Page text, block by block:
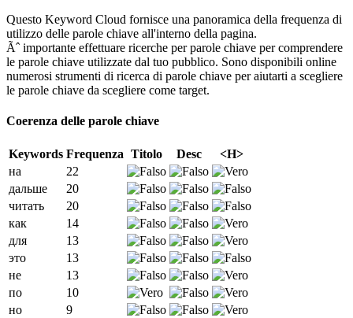
Questo Keyword Cloud fornisce una panoramica della frequenza di
utilizzo delle parole chiave all'interno della pagina.
Ãˆ importante effettuare ricerche per parole chiave per comprendere
le parole chiave utilizzate dal tuo pubblico. Sono disponibili online
numerosi strumenti di ricerca di parole chiave per aiutarti a scegliere
le parole chiave da scegliere come target.
Coerenza delle parole chiave
Keywords Frequenza Titolo Desc
<H>
на
22
дальше
20
читать
20
как
14
для
13
это
13
не
13
по
10
но
9